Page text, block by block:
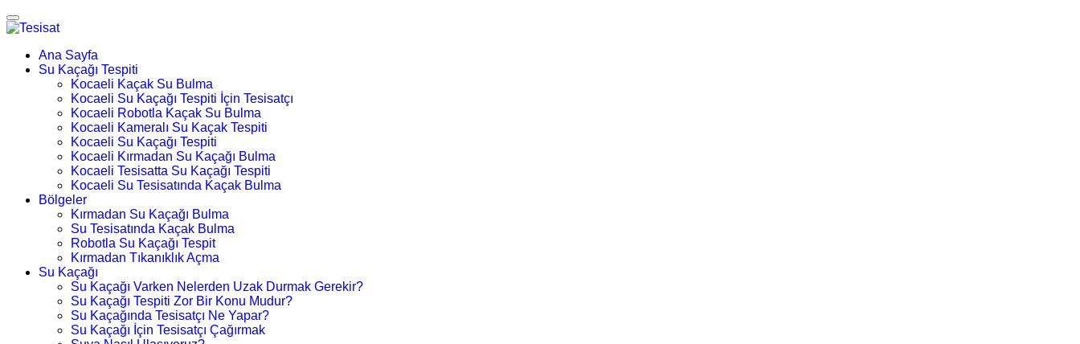
Ana Sayfa
Su Kaçağı Tespiti
Kocaeli Kaçak Su Bulma
Kocaeli Su Kaçağı Tespiti İçin Tesisatçı
Kocaeli Robotla Kaçak Su Bulma
Kocaeli Kameralı Su Kaçak Tespiti
Kocaeli Su Kaçağı Tespiti
Kocaeli Kırmadan Su Kaçağı Bulma
Kocaeli Tesisatta Su Kaçağı Tespiti
Kocaeli Su Tesisatında Kaçak Bulma
Bölgeler
Kırmadan Su Kaçağı Bulma
Su Tesisatında Kaçak Bulma
Robotla Su Kaçağı Tespit
Kırmadan Tıkanıklık Açma
Su Kaçağı
Su Kaçağı Varken Nelerden Uzak Durmak Gerekir?
Su Kaçağı Tespiti Zor Bir Konu Mudur?
Su Kaçağında Tesisatçı Ne Yapar?
Su Kaçağı İçin Tesisatçı Çağırmak